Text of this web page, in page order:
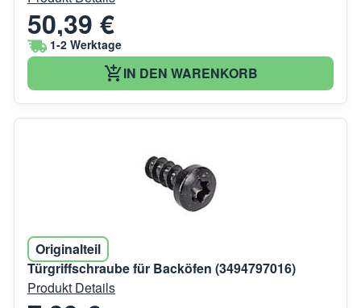
50,39 €
1-2 Werktage
IN DEN WARENKORB
Originalteil
Türgriffschraube für Backöfen (3494797016)
Produkt Details